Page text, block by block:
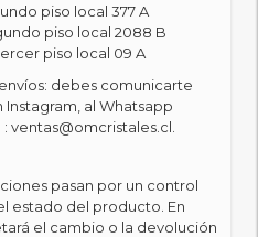
piso local 377 A
piso local 2088 B
piso local 09 A
debes comunicarte
al Whatsapp
ventas@omcristales.cl.
pasan por un control
estado del producto. En
el cambio o la devolución